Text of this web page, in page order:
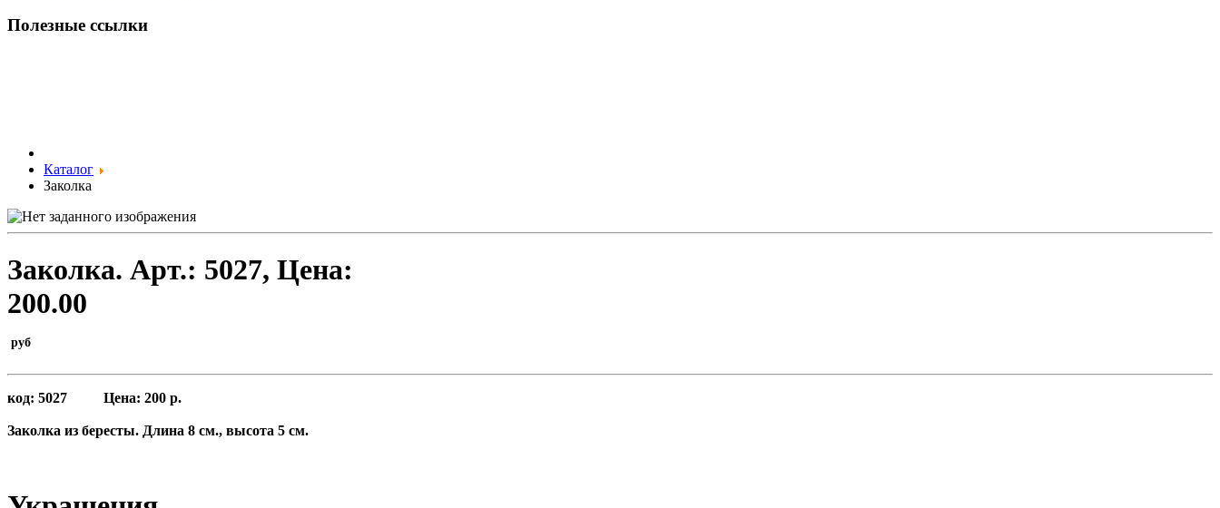
Полезные ссылки
Каталог
Заколка
Заколка. Арт.: 5027, Цена:
200.00
руб
код: 5027 Цена: 200 р.
Заколка из бересты. Длина 8 см., высота 5 см.